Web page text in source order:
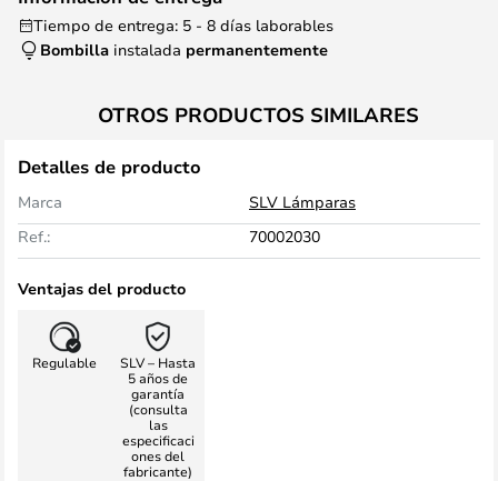
Tiempo de entrega: 5 - 8 días laborables
Bombilla instalada permanentemente
OTROS PRODUCTOS SIMILARES
Detalles de producto
Marca
SLV Lámparas
Ref.:
70002030
Ventajas del producto
Regulable
SLV – Hasta
5 años de
garantía
(consulta
las
especificaci
ones del
fabricante)